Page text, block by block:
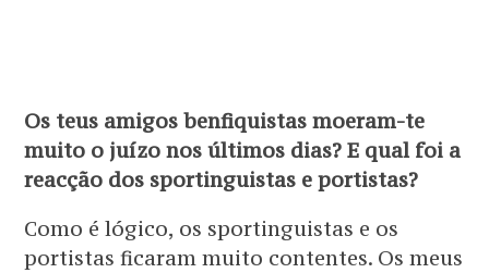
Os teus amigos benfiquistas moeram-te
muito o juízo nos últimos dias? E qual foi a
reacção dos sportinguistas e portistas?
Como é lógico, os sportinguistas e os
portistas ficaram muito contentes. Os meus